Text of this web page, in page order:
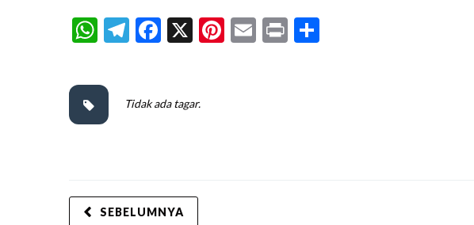
WhatsApp
Telegram
Facebook
X Pinterest
Email
Print
Tidak ada tagar.
SEBELUMNYA